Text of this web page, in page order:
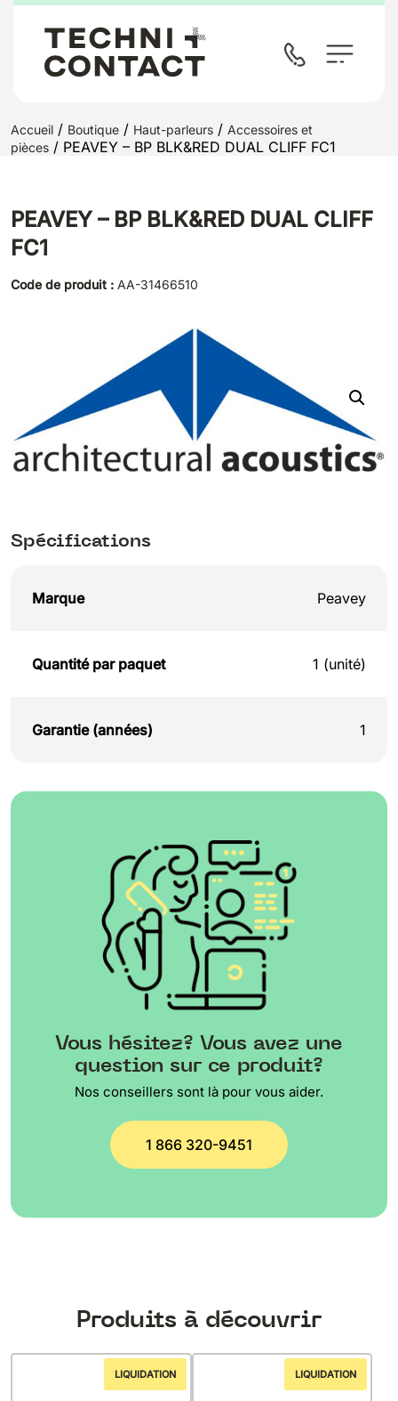
Accueil / Boutique / Haut-parleurs / Accessoires et
pièces / PEAVEY – BP BLK&RED DUAL CLIFF FC1
PEAVEY – BP BLK&RED DUAL CLIFF
FC1
Code de produit : AA-31466510
Spécifications
Marque Peavey
Quantité par paquet 1 (unité)
Garantie (années) 1
Vous hésitez? Vous avez une
question sur ce produit?
Nos conseillers sont là pour vous aider.
1 866 320-9451
Produits à découvrir
LIQUIDATION LIQUIDATION